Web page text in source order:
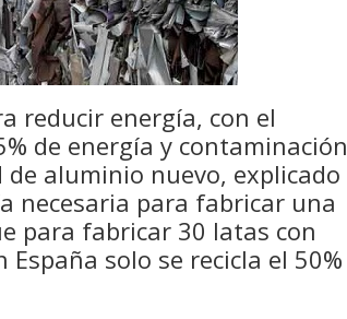
reducir energía, con el
de energía y contaminación
aluminio nuevo, explicado
necesaria para fabricar una
para fabricar 30 latas con
solo se recicla el 50%